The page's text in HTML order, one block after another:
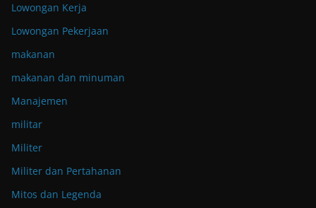
Lowongan Kerja
Lowongan Pekerjaan
makanan
makanan dan minuman
Manajemen
militar
Militer
Militer dan Pertahanan
Mitos dan Legenda